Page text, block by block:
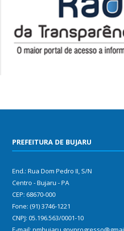
PREFEITURA DE BUJARU
End.: Rua Dom Pedro II, S/N
Centro - Bujaru - PA
CEP: 68670-000
Fone: (91) 3746-1221
CNPJ: 05.196.563/0001-10